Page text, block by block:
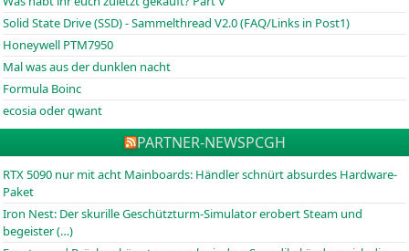
Solid State Drive (SSD) - Sammelthread V2.0 (FAQ/Links in Post1)
Honeywell PTM7950
Mal was aus der dunklen nacht
Formula Boinc
ecosia oder qwant
PARTNER-NEWSPCGH
RTX 5090 nur mit acht Mainboards: Händler schnürt absurdes Hardware-
Paket
Iron Nest: Der skurille Geschützturm-Simulator erobert Steam und
begeister (…)